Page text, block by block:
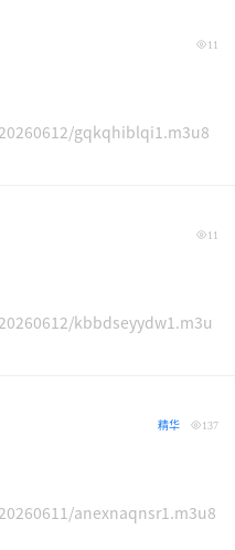
11
gqkqhiblqi1.m3u8
11
kbbdseyydw1.m3u
137
精华
anexnaqnsr1.m3u8